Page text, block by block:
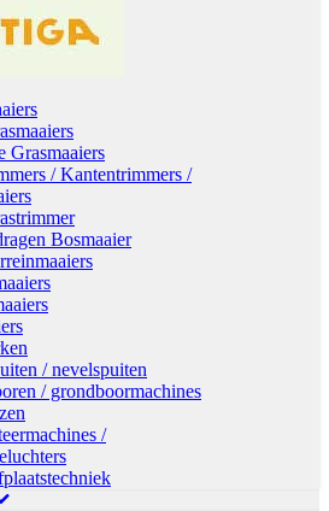
Grasmaaiers
/ Kantentrimmers /
Bosmaaier
/ nevelspuiten
/ grondboormachines
/